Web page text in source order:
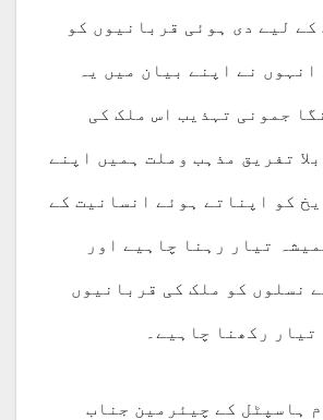
کے لیے دی ہوئی قربانیوں کو
نے اپنے بیان میں یہ
جمونی تہذیب اس ملک کی
تفریق مذہب وملت ہمیں اپنے
کو اپناتے ہوئے انسانیت کے
تیار رہنا چاہیے اور
نسلوں کو ملک کی قربانیوں
رکھنا چاہیے۔
ہاسپٹل کے چیئرمین جناب